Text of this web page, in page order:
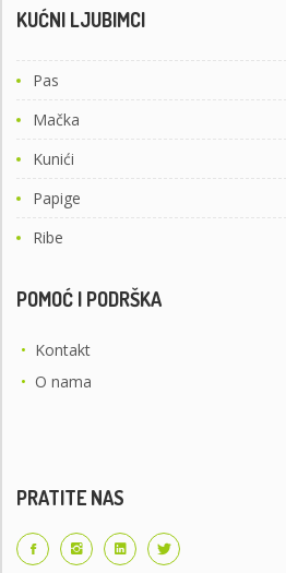
KUĆNI LJUBIMCI
Pas
Mačka
Kunići
Papige
Ribe
POMOĆ I PODRŠKA
• Kontakt
• O nama
PRATITE NAS